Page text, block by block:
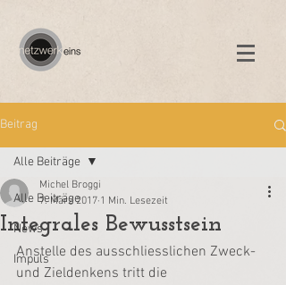
Beitrag
Alle Beiträge
News
Impuls
Alle Beiträge
Integrales Bewusstsein
Michel Broggi
7. März 2017 1 Min. Lesezeit
Anstelle des ausschliesslichen Zweck-
und Zieldenkens tritt die